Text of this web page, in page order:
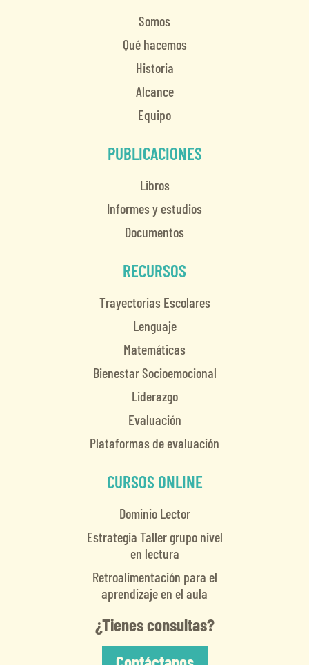
Somos
Qué hacemos
Historia
Alcance
Equipo
PUBLICACIONES
Libros
Informes y estudios
Documentos
RECURSOS
Trayectorias Escolares
Lenguaje
Matemáticas
Bienestar Socioemocional
Liderazgo
Evaluación
Plataformas de evaluación
CURSOS ONLINE
Dominio Lector
Estrategia Taller grupo nivel
en lectura
Retroalimentación para el
aprendizaje en el aula
¿Tienes consultas?